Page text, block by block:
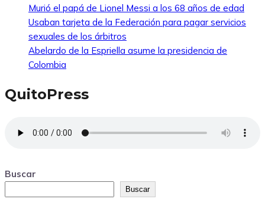
Murió el papá de Lionel Messi a los 68 años de edad
Usaban tarjeta de la Federación para pagar servicios
sexuales de los árbitros
Abelardo de la Espriella asume la presidencia de
Colombia
QuitoPress
Buscar
Buscar